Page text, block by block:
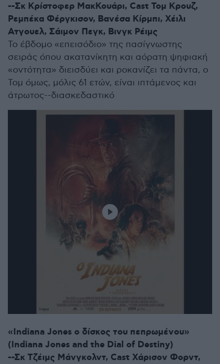
--Σκ Κρίστοφερ ΜακΚουάρι, Cast Τομ Κρουζ,
Ρεμπέκα Φέργκισον, Βανέσα Κίρμπι, Χέιλι
Ατγουελ, Σάιμον Πεγκ, Βινγκ Ρέιμς
Το έβδομο «επεισόδιο» της πασίγνωστης
σειράς όπου ακατανίκητη και αόρατη ψηφιακή
«οντότητα» διεισδύει και ροκανίζει τα πάντα, ο
Τομ όμως, μόλις 61 ετών, είναι ιπτάμενος και
άτρωτος--διασκεδαστικό
«Indiana Jones ο δίσκος του πεπρωμένου»
(Indiana Jones and the Dial of Destiny)
--Σκ Τζέιμς Μάνγκολντ, Cast Χάρισον Φορντ,